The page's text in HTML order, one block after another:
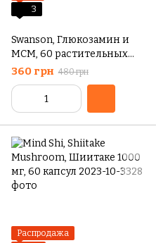
3
Swanson, Глюкозамин и
МСМ, 60 растительных
капсул
360 грн 480 грн
Распродажа